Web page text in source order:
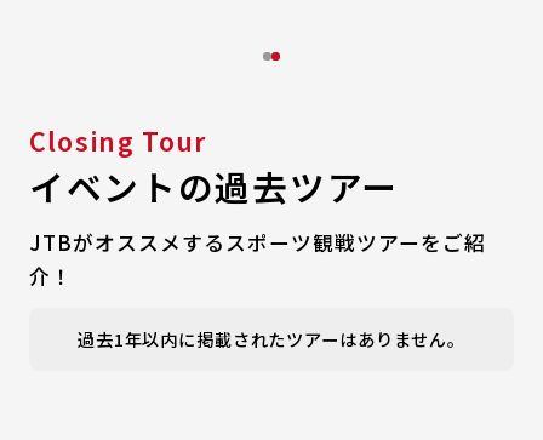
Closing Tour
イベントの過去ツアー
JTBがオススメするスポーツ観戦ツアーをご紹
介！
過去1年以内に掲載されたツアーはありません。